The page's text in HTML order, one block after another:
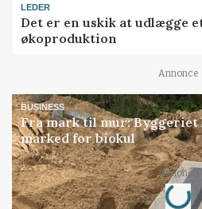
LEDER
Det er en uskik at udlægge
økoproduktion
Annonce
BUSINESS
Fra mark til mur: Byggeriet
marked for biokul
Annonce